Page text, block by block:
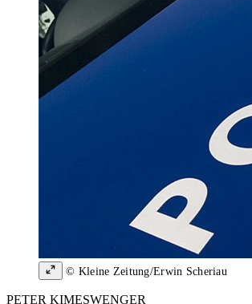
© Kleine Zeitung/Erwin Scheriau
PETER KIMESWENGER